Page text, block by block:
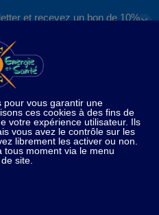
et recevez un bon de 10%✕